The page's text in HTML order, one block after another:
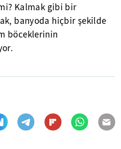
Kalmak gibi bir
banyoda hiçbir şekilde
böceklerinin